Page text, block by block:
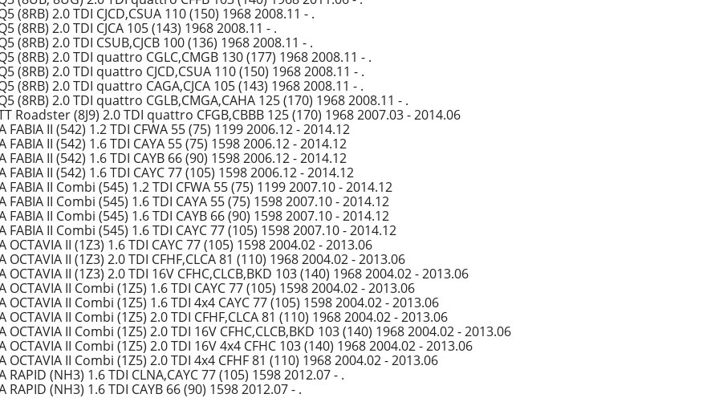
(8RB) 2.0 TDI CJCD,CSUA 110 (150) 1968 2008.11 - .
(8RB) 2.0 TDI CJCA 105 (143) 1968 2008.11 - .
(8RB) 2.0 TDI CSUB,CJCB 100 (136) 1968 2008.11 - .
(8RB) 2.0 TDI quattro CGLC,CMGB 130 (177) 1968 2008.11 - .
(8RB) 2.0 TDI quattro CJCD,CSUA 110 (150) 1968 2008.11 - .
(8RB) 2.0 TDI quattro CAGA,CJCA 105 (143) 1968 2008.11 - .
(8RB) 2.0 TDI quattro CGLB,CMGA,CAHA 125 (170) 1968 2008.11 - .
Roadster (8J9) 2.0 TDI quattro CFGB,CBBB 125 (170) 1968 2007.03 - 2014.06
FABIA II (542) 1.2 TDI CFWA 55 (75) 1199 2006.12 - 2014.12
FABIA II (542) 1.6 TDI CAYA 55 (75) 1598 2006.12 - 2014.12
FABIA II (542) 1.6 TDI CAYB 66 (90) 1598 2006.12 - 2014.12
FABIA II (542) 1.6 TDI CAYC 77 (105) 1598 2006.12 - 2014.12
FABIA II Combi (545) 1.2 TDI CFWA 55 (75) 1199 2007.10 - 2014.12
FABIA II Combi (545) 1.6 TDI CAYA 55 (75) 1598 2007.10 - 2014.12
FABIA II Combi (545) 1.6 TDI CAYB 66 (90) 1598 2007.10 - 2014.12
FABIA II Combi (545) 1.6 TDI CAYC 77 (105) 1598 2007.10 - 2014.12
OCTAVIA II (1Z3) 1.6 TDI CAYC 77 (105) 1598 2004.02 - 2013.06
OCTAVIA II (1Z3) 2.0 TDI CFHF,CLCA 81 (110) 1968 2004.02 - 2013.06
OCTAVIA II (1Z3) 2.0 TDI 16V CFHC,CLCB,BKD 103 (140) 1968 2004.02 - 2013.06
OCTAVIA II Combi (1Z5) 1.6 TDI CAYC 77 (105) 1598 2004.02 - 2013.06
OCTAVIA II Combi (1Z5) 1.6 TDI 4x4 CAYC 77 (105) 1598 2004.02 - 2013.06
OCTAVIA II Combi (1Z5) 2.0 TDI CFHF,CLCA 81 (110) 1968 2004.02 - 2013.06
OCTAVIA II Combi (1Z5) 2.0 TDI 16V CFHC,CLCB,BKD 103 (140) 1968 2004.02 - 2013.06
OCTAVIA II Combi (1Z5) 2.0 TDI 16V 4x4 CFHC 103 (140) 1968 2004.02 - 2013.06
OCTAVIA II Combi (1Z5) 2.0 TDI 4x4 CFHF 81 (110) 1968 2004.02 - 2013.06
RAPID (NH3) 1.6 TDI CLNA,CAYC 77 (105) 1598 2012.07 - .
RAPID (NH3) 1.6 TDI CAYB 66 (90) 1598 2012.07 - .